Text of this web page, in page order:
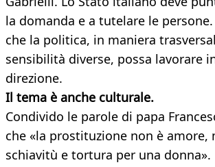
la domanda e a tutelare le
che la politica, in maniera
sensibilità diverse, possa lavorare
direzione.
Il tema è anche culturale.
Condivido le parole di papa
che «la prostituzione non è amore,
schiavitù e tortura per una donna».